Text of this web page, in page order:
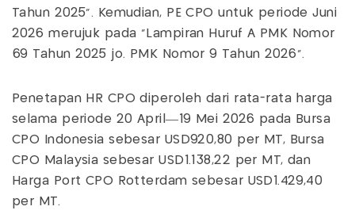
Tahun 2025”. Kemudian, PE CPO untuk periode Juni
2026 merujuk pada “Lampiran Huruf A PMK Nomor
69 Tahun 2025 jo. PMK Nomor 9 Tahun 2026”.
Penetapan HR CPO diperoleh dari rata-rata harga
selama periode 20 April—19 Mei 2026 pada Bursa
CPO Indonesia sebesar USD920,80 per MT, Bursa
CPO Malaysia sebesar USD1.138,22 per MT, dan
Harga Port CPO Rotterdam sebesar USD1.429,40
per MT.